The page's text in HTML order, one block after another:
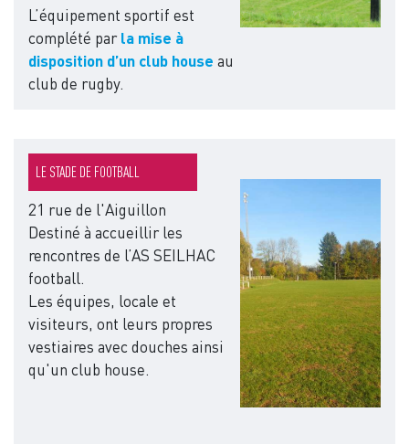
L’équipement sportif est
complété parla mise à
disposition d’un club house au
club de rugby.
LE STADE DE FOOTBALL
21 rue de l'Aiguillon
Destiné à accueillir les
rencontres de l’AS SEILHAC
football.
Les équipes, locale et
visiteurs, ont leurs propres
vestiaires avec douches ainsi
qu'un club house.
Image